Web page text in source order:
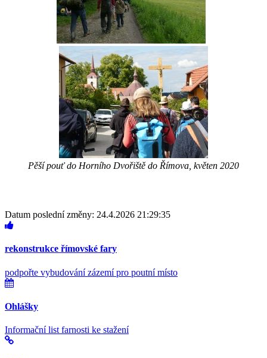
Pěší pouť do Horního Dvořiště do Římova, květen 2020
Datum poslední změny: 24.4.2026 21:29:35
rekonstrukce římovské fary
podpořte vybudování zázemí pro poutní místo
Ohlášky
Informační list farnosti ke stažení